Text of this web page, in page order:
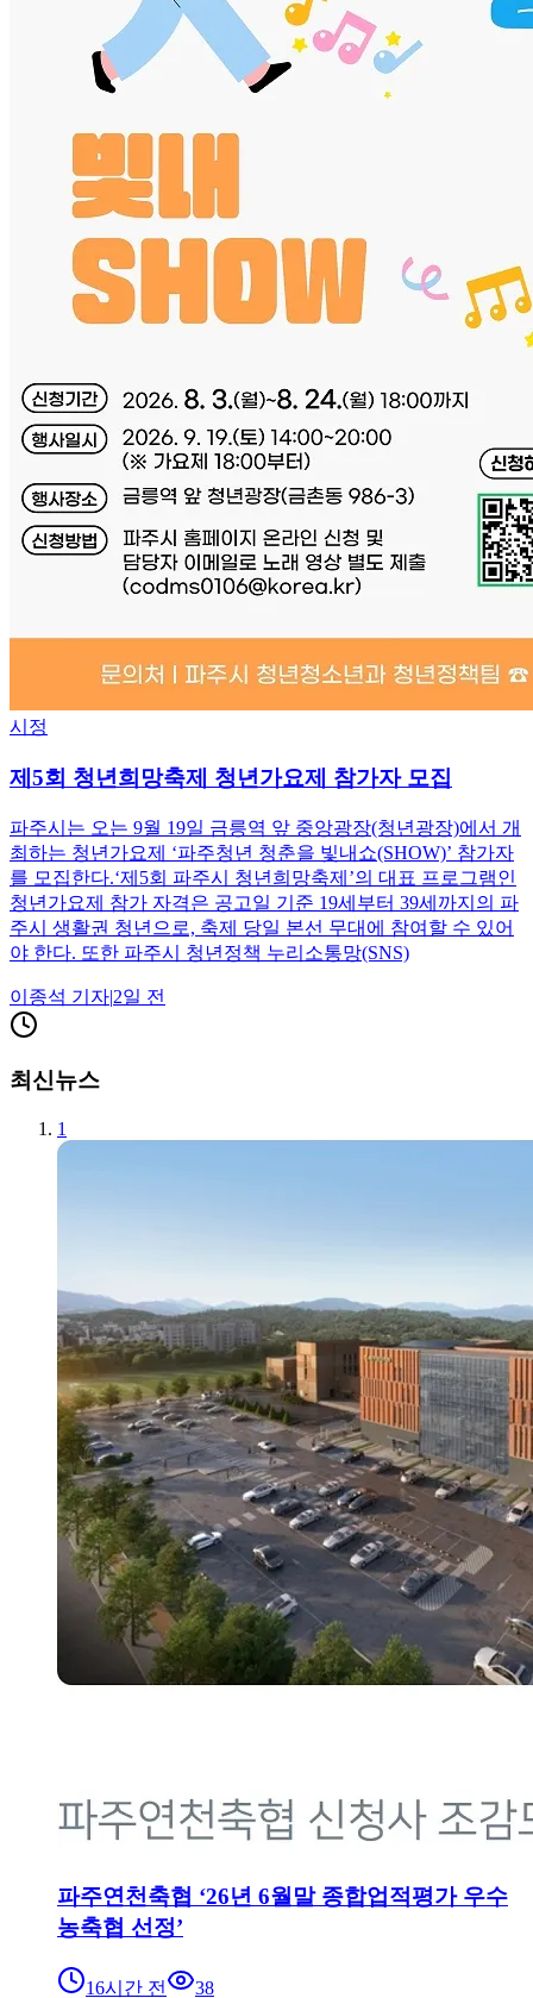
시정
제5회 청년희망축제 청년가요제 참가자 모집
파주시는 오는 9월 19일 금릉역 앞 중앙광장(청년광장)에서 개
최하는 청년가요제 ‘파주청년 청춘을 빛내쇼(SHOW)’ 참가자
를 모집한다.‘제5회 파주시 청년희망축제’의 대표 프로그램인
청년가요제 참가 자격은 공고일 기준 19세부터 39세까지의 파
주시 생활권 청년으로, 축제 당일 본선 무대에 참여할 수 있어
야 한다. 또한 파주시 청년정책 누리소통망(SNS)
이종석 기자|2일 전
최신뉴스
1
파주연천축협 ‘26년 6월말 종합업적평가 우수
농축협 선정’
16시간 전 38